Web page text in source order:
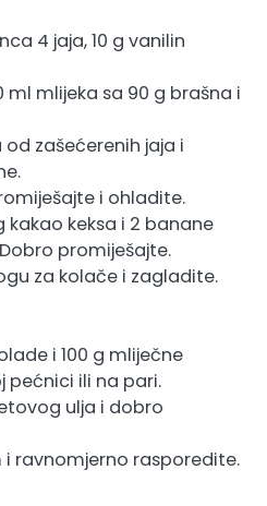
4 jaja, 10 g vanilin
ml mlijeka sa 90 g brašna i
zašećerenih jaja i
i ohladite.
kakao keksa i 2 banane
promiješajte.
za kolače i zagladite.
i 100 g mliječne
pećnici ili na pari.
ulja i dobro
ravnomjerno rasporedite.